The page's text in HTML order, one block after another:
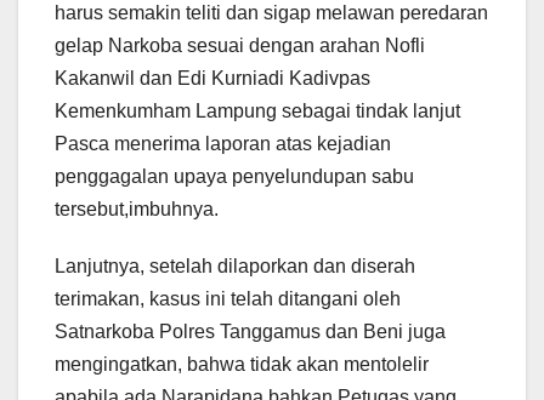
harus semakin teliti dan sigap melawan peredaran
gelap Narkoba sesuai dengan arahan Nofli
Kakanwil dan Edi Kurniadi Kadivpas
Kemenkumham Lampung sebagai tindak lanjut
Pasca menerima laporan atas kejadian
penggagalan upaya penyelundupan sabu
tersebut,imbuhnya.
Lanjutnya, setelah dilaporkan dan diserah
terimakan, kasus ini telah ditangani oleh
Satnarkoba Polres Tanggamus dan Beni juga
mengingatkan, bahwa tidak akan mentolelir